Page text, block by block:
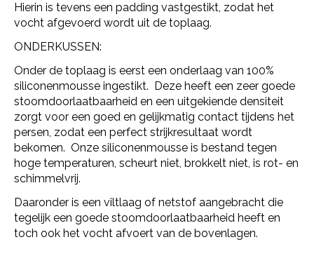
Hierin is tevens een padding vastgestikt, zodat het
vocht afgevoerd wordt uit de toplaag.
ONDERKUSSEN:
Onder de toplaag is eerst een onderlaag van 100%
siliconenmousse ingestikt. Deze heeft een zeer goede
stoomdoorlaatbaarheid en een uitgekiende densiteit
zorgt voor een goed en gelijkmatig contact tijdens het
persen, zodat een perfect strijkresultaat wordt
bekomen. Onze siliconenmousse is bestand tegen
hoge temperaturen, scheurt niet, brokkelt niet, is rot- en
schimmelvrij.
Daaronder is een viltlaag of netstof aangebracht die
tegelijk een goede stoomdoorlaatbaarheid heeft en
toch ook het vocht afvoert van de bovenlagen.